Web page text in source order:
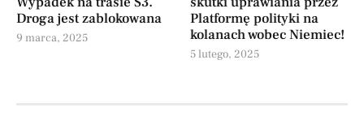
Droga jest zablokowana
9 marca, 2025
Platformę polityki na
kolanach wobec Niemiec!
5 lutego, 2025